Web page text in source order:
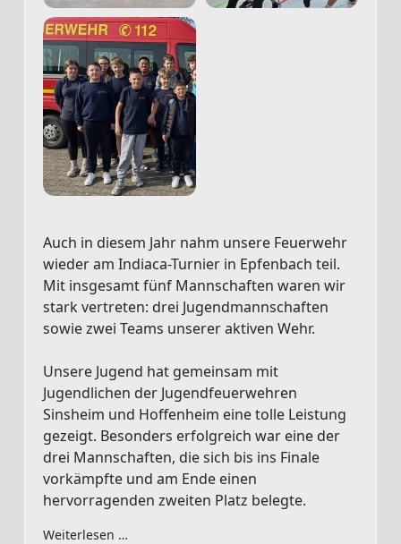
Auch in diesem Jahr nahm unsere Feuerwehr
wieder am Indiaca-Turnier in Epfenbach teil.
Mit insgesamt fünf Mannschaften waren wir
stark vertreten: drei Jugendmannschaften
sowie zwei Teams unserer aktiven Wehr.
Unsere Jugend hat gemeinsam mit
Jugendlichen der Jugendfeuerwehren
Sinsheim und Hoffenheim eine tolle Leistung
gezeigt. Besonders erfolgreich war eine der
drei Mannschaften, die sich bis ins Finale
vorkämpfte und am Ende einen
hervorragenden zweiten Platz belegte.
Weiterlesen …